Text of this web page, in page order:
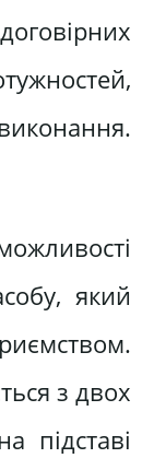
який
з двох
підставі